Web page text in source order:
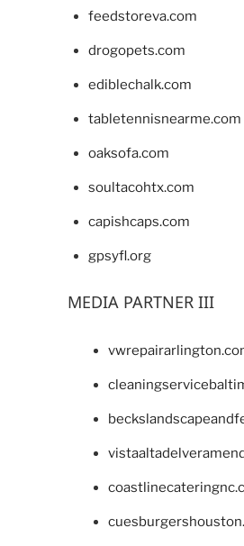
feedstoreva.com
drogopets.com
ediblechalk.com
tabletennisnearme.com
oaksofa.com
soultacohtx.com
capishcaps.com
gpsyfl.org
MEDIA PARTNER III